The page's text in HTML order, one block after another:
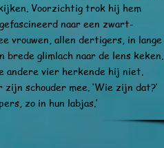
Voorzichtig trok hij hem
naar een zwart-
vrouwen, allen dertigers, in lange
glimlach naar de lens keken.
andere vier herkende hij niet.
schouder mee. ‘Wie zijn dat?’
zo in hun labjas.’